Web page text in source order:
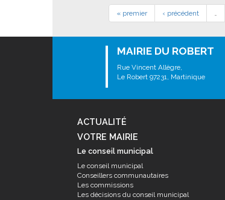
« premier ‹ précédent
MAIRIE DU ROBERT
Rue Vincent Allègre,
Le Robert 97231, Martinique
ACTUALITÉ
VOTRE MAIRIE
Le conseil municipal
Le conseil municipal
Conseillers communautaires
Les commissions
Les décisions du conseil municipal